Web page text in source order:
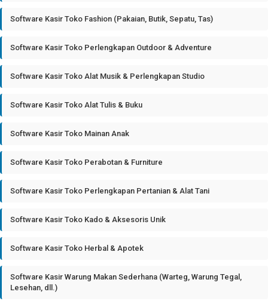
Software Kasir Toko Fashion (Pakaian, Butik, Sepatu, Tas)
Software Kasir Toko Perlengkapan Outdoor & Adventure
Software Kasir Toko Alat Musik & Perlengkapan Studio
Software Kasir Toko Alat Tulis & Buku
Software Kasir Toko Mainan Anak
Software Kasir Toko Perabotan & Furniture
Software Kasir Toko Perlengkapan Pertanian & Alat Tani
Software Kasir Toko Kado & Aksesoris Unik
Software Kasir Toko Herbal & Apotek
Software Kasir Warung Makan Sederhana (Warteg, Warung Tegal,
Lesehan, dll.)